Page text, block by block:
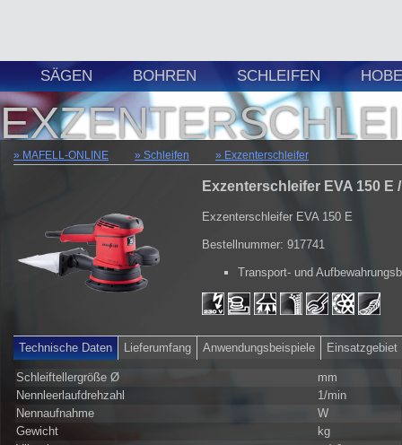
SÄGEN BOHREN SCHLEIFEN
MAFELL-ONLINE Schleifen Exzenterschleifer
Exzenterschleifer EVA 150 E
Exzenterschleifer EVA 150 E
Bestellnummer: 917741
Transport- und
Technische Daten Lieferumfang Anwendungsbeispiele Einsatzgebiet
Schleiftellergröße Ø
mm
Nennleerlaufdrehzahl
1/min
Nennaufnahme
W
Gewicht
kg